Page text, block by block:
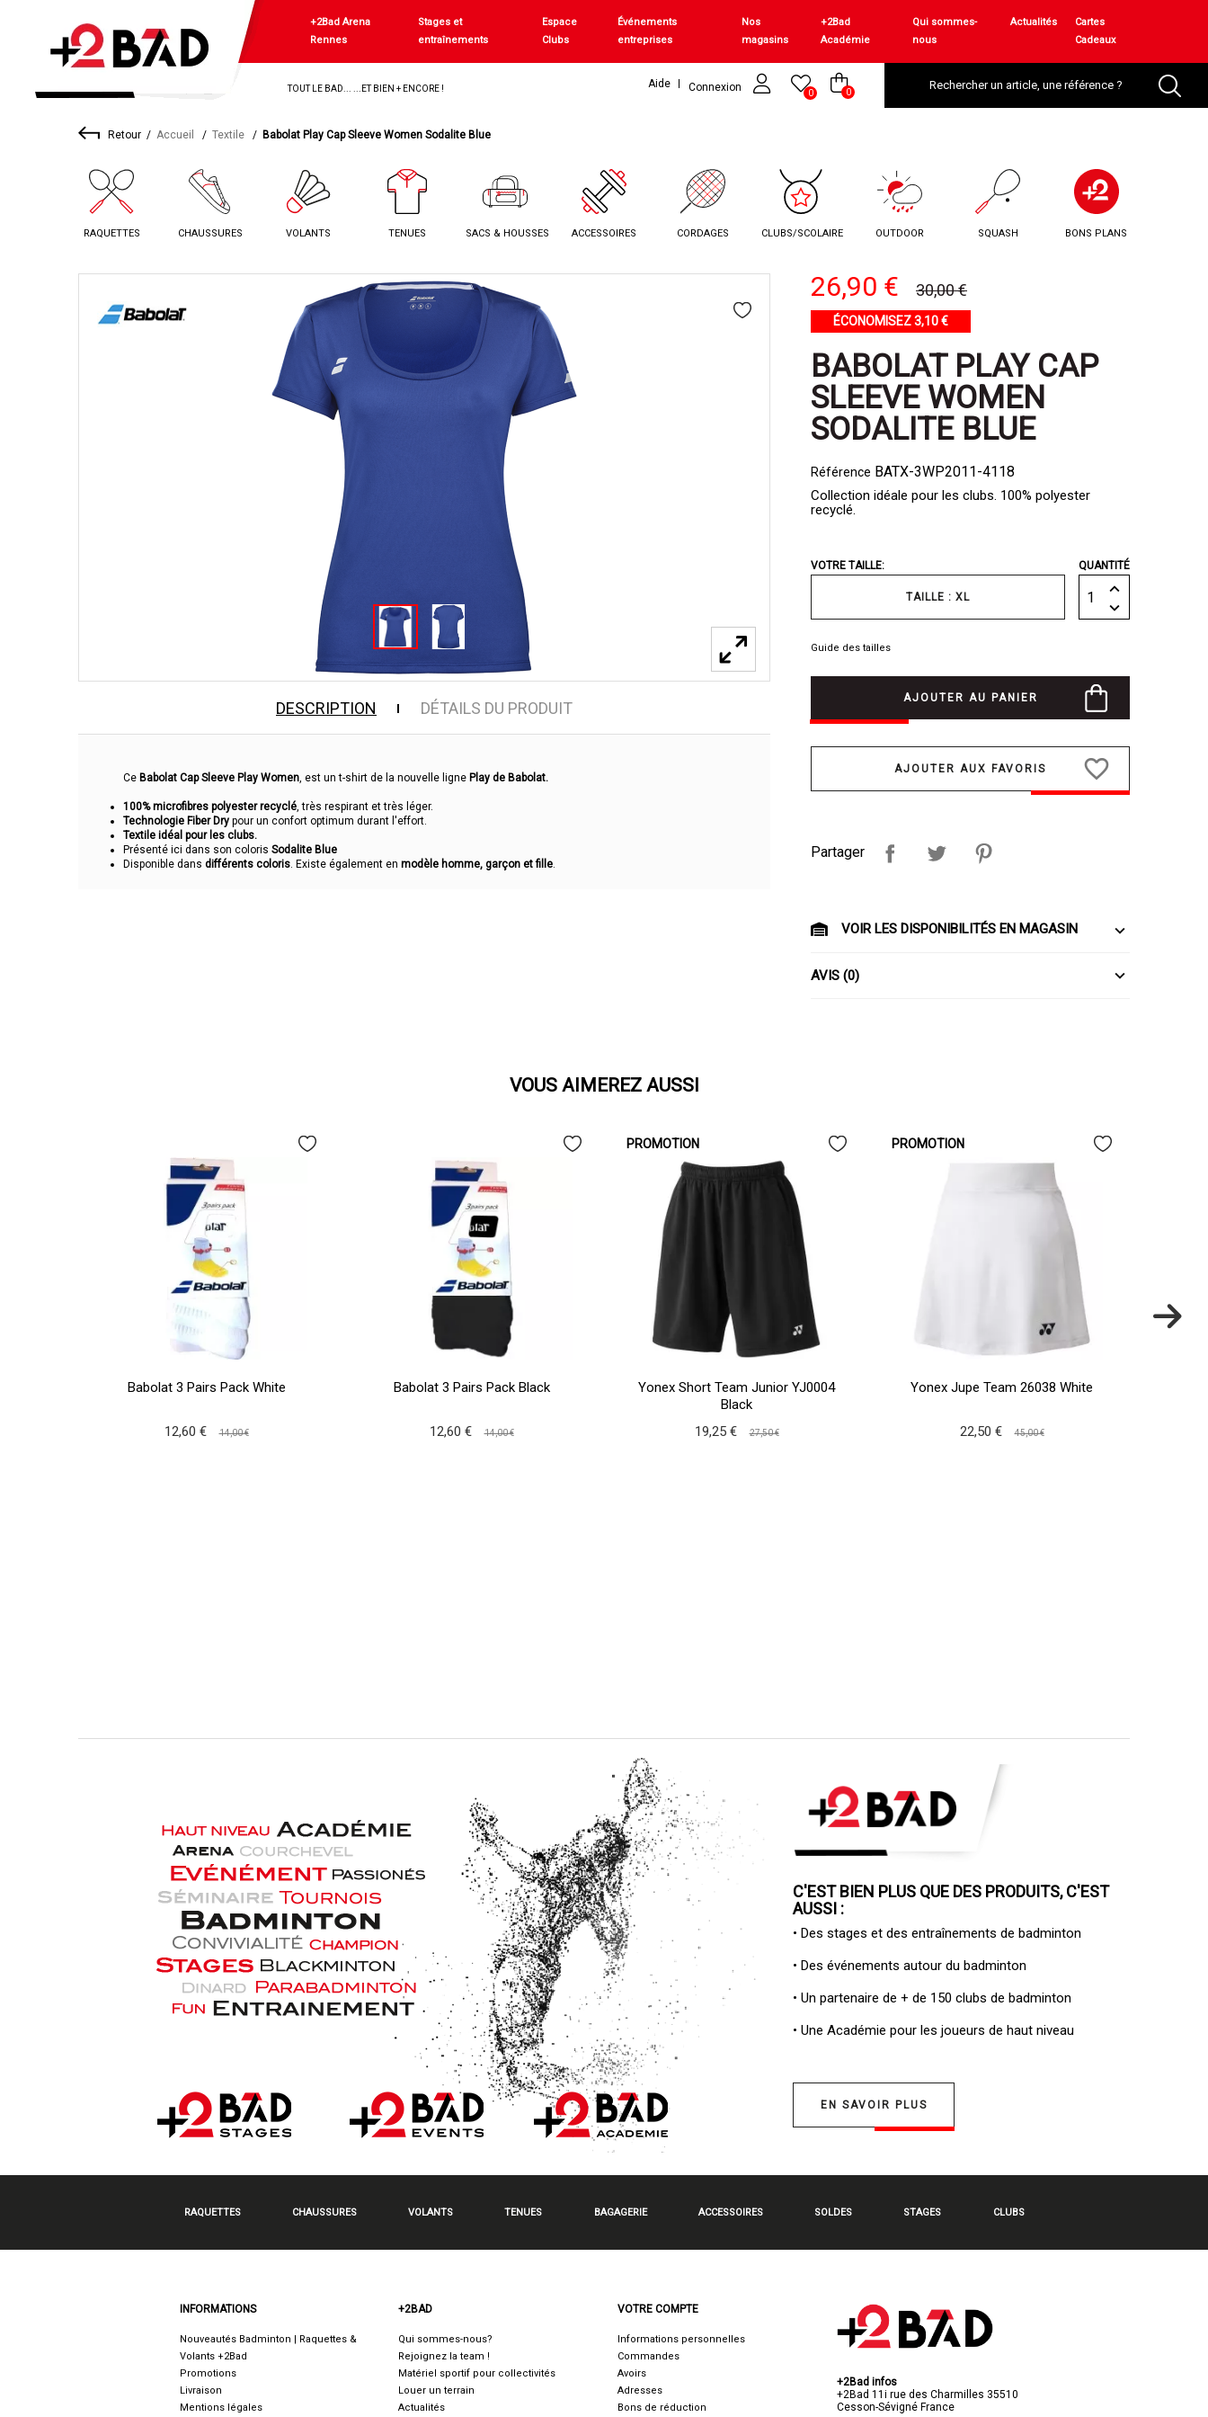
+2Bad Arena
Rennes
Stages et
entraînements
Espace
Clubs
Événements
entreprises
Nos
magasins
+2Bad
Académie
Qui sommes-
nous
Actualités
Cartes
Cadeaux
TOUT LE BAD... ...ET BIEN + ENCORE ! Aide Connexion 0 0
Retour Accueil Textile Babolat Play Cap Sleeve Women Sodalite Blue
RAQUETTES CHAUSSURES VOLANTS TENUES SACS & HOUSSES ACCESSOIRES CORDAGES CLUBS/SCOLAIRE OUTDOOR SQUASH BONS PLANS
DESCRIPTION DÉTAILS DU PRODUIT
Ce Babolat Cap Sleeve Play Women, est un t-shirt de la nouvelle ligne Play de Babolat.
100% microfibres polyester recyclé, très respirant et très léger.
Technologie Fiber Dry pour un confort optimum durant l'effort.
Textile idéal pour les clubs.
Présenté ici dans son coloris Sodalite Blue
Disponible dans différents coloris. Existe également en modèle homme, garçon et fille.
26,90 € 30,00 €
ÉCONOMISEZ 3,10 €
BABOLAT PLAY CAP
SLEEVE WOMEN
SODALITE BLUE
Référence BATX-3WP2011-4118
Collection idéale pour les clubs. 100% polyester
recyclé.
VOTRE TAILLE:
TAILLE : XL
QUANTITÉ
Guide des tailles
AJOUTER AU PANIER
favorite_border
Partager
VOIR LES DISPONIBILITÉS EN MAGASIN
AVIS (0)
VOUS AIMEREZ AUSSI
Babolat 3 Pairs Pack White
12,60 € 14,00 €
Babolat 3 Pairs Pack Black
12,60 € 14,00 €
PROMOTION
Yonex Short Team Junior YJ0004
Black
19,25 €
27,50 €
PROMOTION
Yonex Jupe Team 26038 White
22,50 € 45,00 €
C'EST BIEN PLUS QUE DES PRODUITS, C'EST
AUSSI :
• Des stages et des entraînements de badminton
• Des événements autour du badminton
• Un partenaire de + de 150 clubs de badminton
• Une Académie pour les joueurs de haut niveau
EN SAVOIR PLUS
RAQUETTES CHAUSSURES VOLANTS TENUES BAGAGERIE ACCESSOIRES SOLDES STAGES CLUBS
INFORMATIONS
Nouveautés Badminton | Raquettes &
Volants +2Bad
Promotions
Livraison
Mentions légales
+2BAD
Qui sommes-nous?
Rejoignez la team !
Matériel sportif pour collectivités
Louer un terrain
Actualités
VOTRE COMPTE
Informations personnelles
Commandes
Avoirs
Adresses
Bons de réduction
+2Bad infos
+2Bad 11i rue des Charmilles 35510
Cesson-Sévigné France